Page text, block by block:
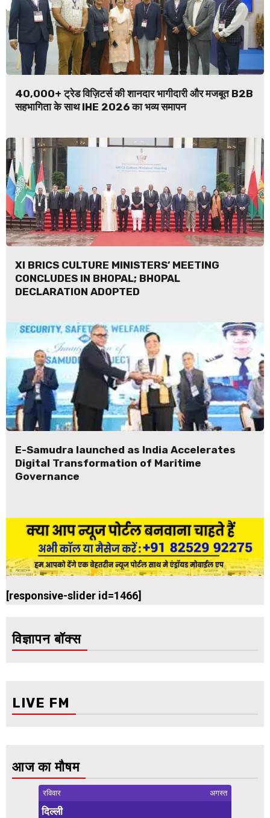
40,000+ ट्रेड विज़िटर्स की शानदार भागीदारी और मजबूत B2B
सहभागिता के साथ IHE 2026 का भव्य समापन
XI BRICS CULTURE MINISTERS’ MEETING
CONCLUDES IN BHOPAL; BHOPAL
DECLARATION ADOPTED
E-Samudra launched as India Accelerates
Digital Transformation of Maritime
Governance
[responsive-slider id=1466]
विज्ञापन बॉक्स
LIVE FM
आज का मौषम
रविवार अगस्त
दिल्ली